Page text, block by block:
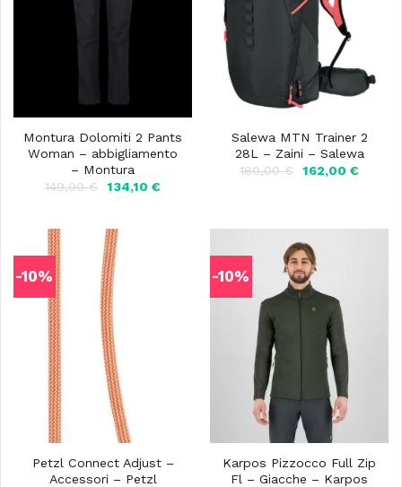
Montura Dolomiti 2 Pants
Woman – abbigliamento
– Montura
149,00€
Il
149,00 €.
134,10 €Il
Salewa MTN Trainer 2
28L – Zaini – Salewa
180,00€
Il
162,00 €Il
-10%
Petzl Connect Adjust –
Accessori – Petzl
-10%
Karpos Pizzocco Full Zip
Fl – Giacche – Karpos